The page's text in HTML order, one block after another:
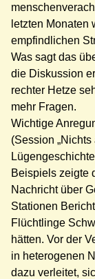
letzten Monaten
empfindlichen
Was sagt das
die Diskussion
rechter Hetze
mehr Fragen.
Wichtige
(Session „Nichts
Beispiels zeigte
Nachricht über
Stationen
Flüchtlinge
hätten. Vor der
in heterogenen
dazu verleitet,